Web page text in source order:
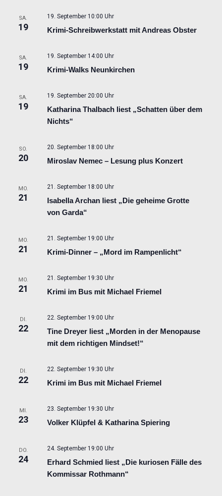
SA.
19 Krimi-Schreibwerkstatt mit Andreas Obster
19. September 10:00 Uhr
SA.
19 Krimi-Walks Neunkirchen
19. September 14:00 Uhr
SA.
19
Katharina Thalbach liest „Schatten über dem
Nichts“
19. September 20:00 Uhr
SO.
20 Miroslav Nemec – Lesung plus Konzert
20. September 18:00 Uhr
MO.
21
Isabella Archan liest „Die geheime Grotte
von Garda“
21. September 18:00 Uhr
MO.
21 Krimi-Dinner – „Mord im Rampenlicht“
21. September 19:00 Uhr
MO.
21 Krimi im Bus mit Michael Friemel
21. September 19:30 Uhr
DI.
22
Tine Dreyer liest „Morden in der Menopause
mit dem richtigen Mindset!“
22. September 19:00 Uhr
DI.
22 Krimi im Bus mit Michael Friemel
22. September 19:30 Uhr
MI.
23 Volker Klüpfel & Katharina Spiering
23. September 19:30 Uhr
DO.
24
Erhard Schmied liest „Die kuriosen Fälle des
Kommissar Rothmann“
24. September 19:00 Uhr